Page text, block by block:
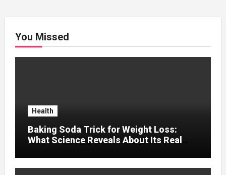
You Missed
Health
Baking Soda Trick for Weight Loss:
What Science Reveals About Its Real